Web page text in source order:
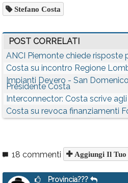
Stefano Costa
POST CORRELATI
ANCI Piemonte chiede risposte
Costa su incontro Regione
Impianti Devero - San
Presidente Costa
Interconnector: Costa scrive
Costa su revoca finanziamenti
18 commenti Aggiungi Il Tuo
Provincia???